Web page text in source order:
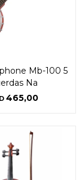
Mb-100 5
Na
465,00